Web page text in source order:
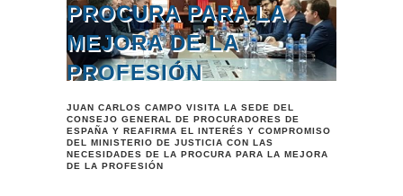
PROCURA PARA LA
MEJORA DE LA
PROFESIÓN
JUAN CARLOS CAMPO VISITA LA SEDE DEL
CONSEJO GENERAL DE PROCURADORES DE
ESPAÑA Y REAFIRMA EL INTERÉS Y COMPROMISO
DEL MINISTERIO DE JUSTICIA CON LAS
NECESIDADES DE LA PROCURA PARA LA MEJORA
DE LA PROFESIÓN